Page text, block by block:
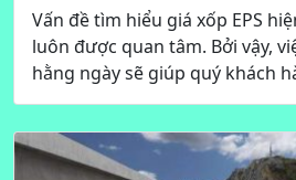
Vấn đề tìm hiểu giá xốp EPS
luôn được quan tâm. Bởi vậy,
hằng ngày sẽ giúp quý khách